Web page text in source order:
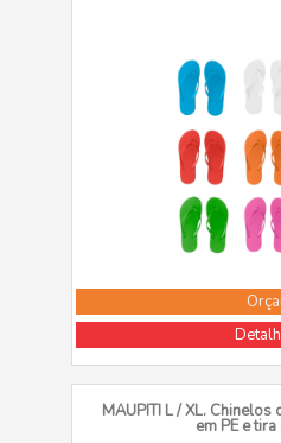
MAUPITI L / XL.
em PE e